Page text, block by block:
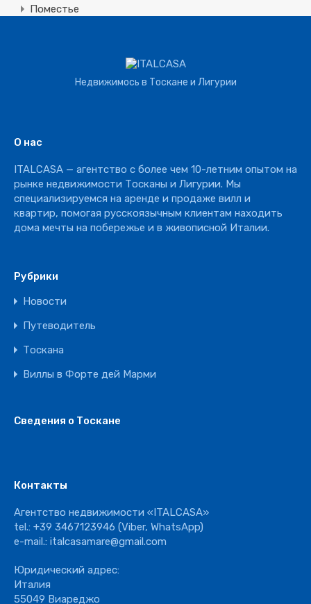
Поместье
Ресторан
Недвижимось в Тоскане и Лигурии
О нас
ITALCASA — агентство с более чем 10-летним опытом на
рынке недвижимости Тосканы и Лигурии. Мы
специализируемся на аренде и продаже вилл и
квартир, помогая русскоязычным клиентам находить
дома мечты на побережье и в живописной Италии.
Рубрики
Новости
Путеводитель
Тоскана
Виллы в Форте дей Марми
Сведения о Тоскане
Контакты
Агентство недвижимости «ITALCASA»
tel.: +39 3467123946 (Viber, WhatsApp)
e-mail.: italcasamare@gmail.com
Юридический адрес:
Италия
55049 Виареджо